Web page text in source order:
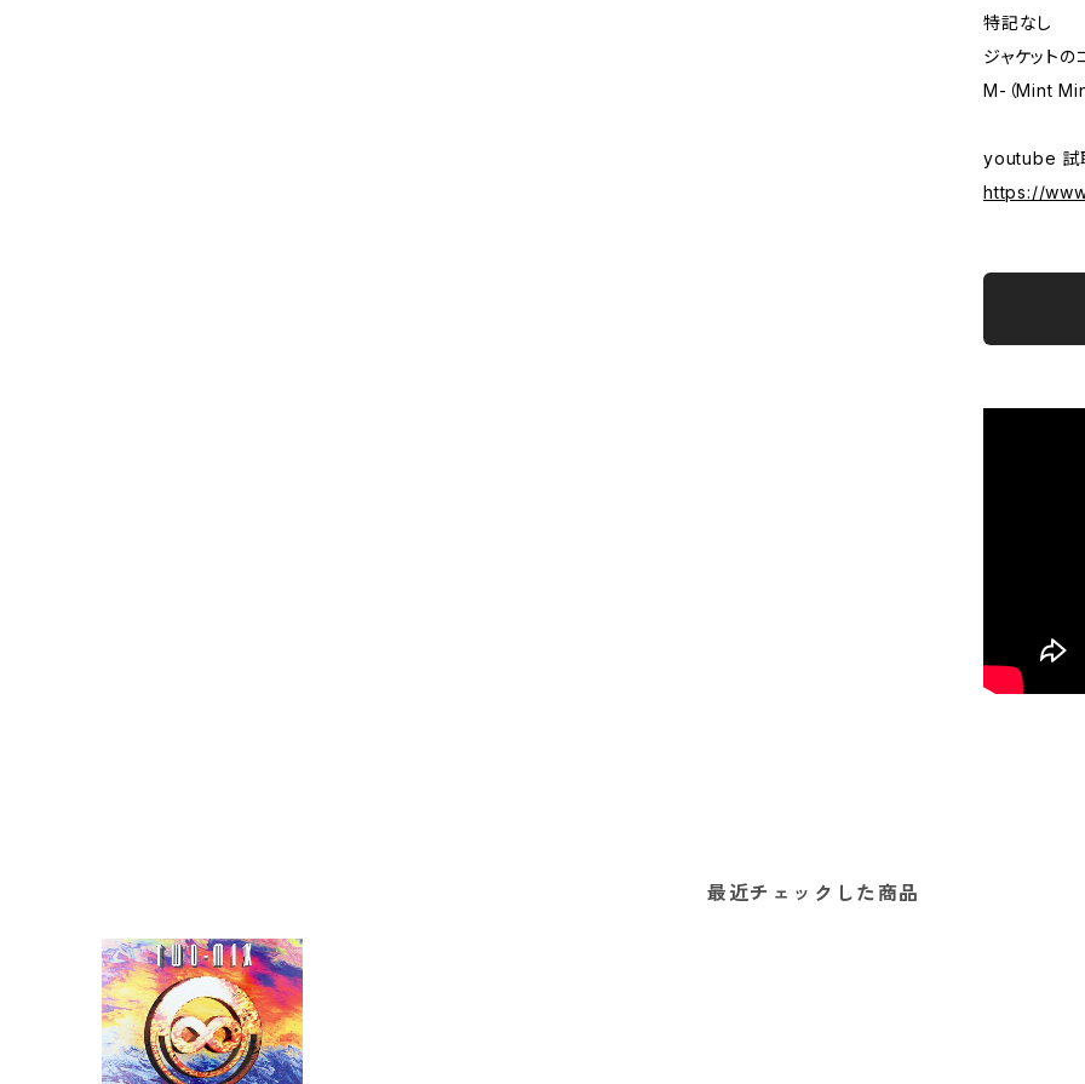
特記なし
ジャケットの
M-（Mint
youtube 試
https://
最近チェックした商品